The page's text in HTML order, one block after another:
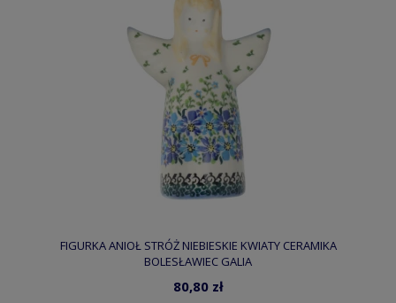
FIGURKA ANIOŁ STRÓŻ NIEBIESKIE KWIATY CERAMIKA
BOLESŁAWIEC GALIA
80,80 zł